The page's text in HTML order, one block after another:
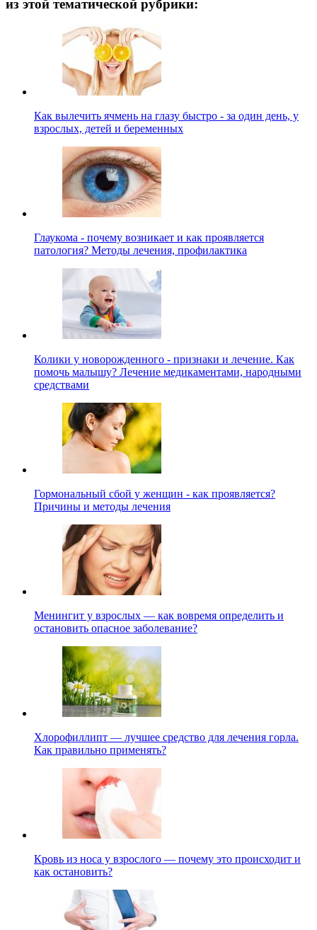
из этой тематической рубрики:
Как вылечить ячмень на глазу быстро - за один день, у
взрослых, детей и беременных
Глаукома - почему возникает и как проявляется
патология? Методы лечения, профилактика
Колики у новорожденного - признаки и лечение. Как
помочь малышу? Лечение медикаментами, народными
средствами
Гормональный сбой у женщин - как проявляется?
Причины и методы лечения
Менингит у взрослых — как вовремя определить и
остановить опасное заболевание?
Хлорофиллипт — лучшее средство для лечения горла.
Как правильно применять?
Кровь из носа у взрослого — почему это происходит и
как остановить?